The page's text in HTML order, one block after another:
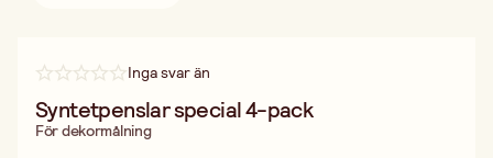
Hitta inspiration
Inga svar än
Syntetpenslar special 4-pack
För dekormålning